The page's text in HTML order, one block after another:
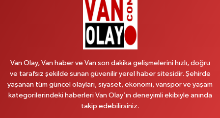
Yol Tarifi Al
MAHMUDİYE MAH.ATATÜRK CAD.NO:17B
0 (531) 621 69 65 Yol Tarifi Al
Onay Eczanesi
Van Olay, Van haber ve Van son dakika gelişmelerini hızlı, doğru
ve tarafsız şekilde sunan güvenilir yerel haber sitesidir. Şehirde
yaşanan tüm güncel olayları, siyaset, ekonomi, vanspor ve yaşam
kategorilerindeki haberleri Van Olay’ın deneyimli ekibiyle anında
takip edebilirsiniz.